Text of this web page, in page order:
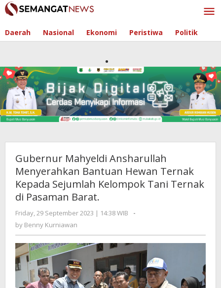
Skip
to
Daerah Nasional Ekonomi Peristiwa Politik
Gubernur Mahyeldi Ansharullah
Menyerahkan Bantuan Hewan Ternak
Kepada Sejumlah Kelompok Tani Ternak
di Pasaman Barat.
Friday, 29 September 2023 | 14:38 WIB
by
-
by Benny Kurniawan